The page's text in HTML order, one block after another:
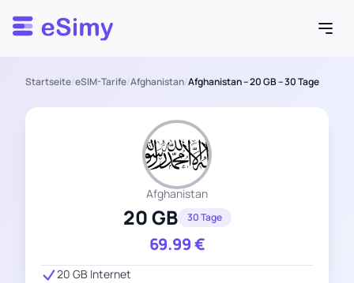
Esimy
Startseite/eSIM-Tarife/Afghanistan/Afghanistan – 20 GB – 30 Tage
Afghanistan
20 GB 30 Tage
69.99€
20 GB Internet